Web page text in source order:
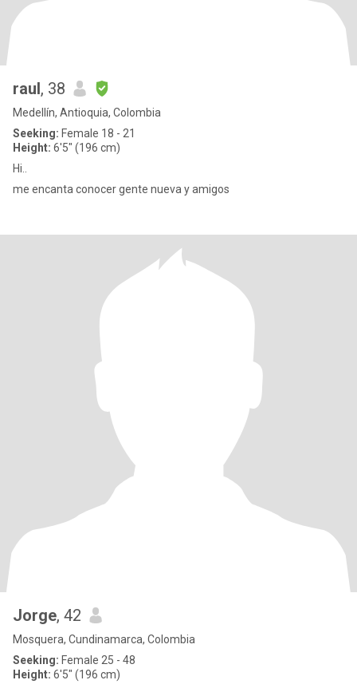
raul, 38
Medellín, Antioquia, Colombia
Seeking: Female 18 - 21
Height: 6'5" (196 cm)
Hi..
me encanta conocer gente nueva y amigos
Jorge, 42
Mosquera, Cundinamarca, Colombia
Seeking: Female 25 - 48
Height: 6'5" (196 cm)